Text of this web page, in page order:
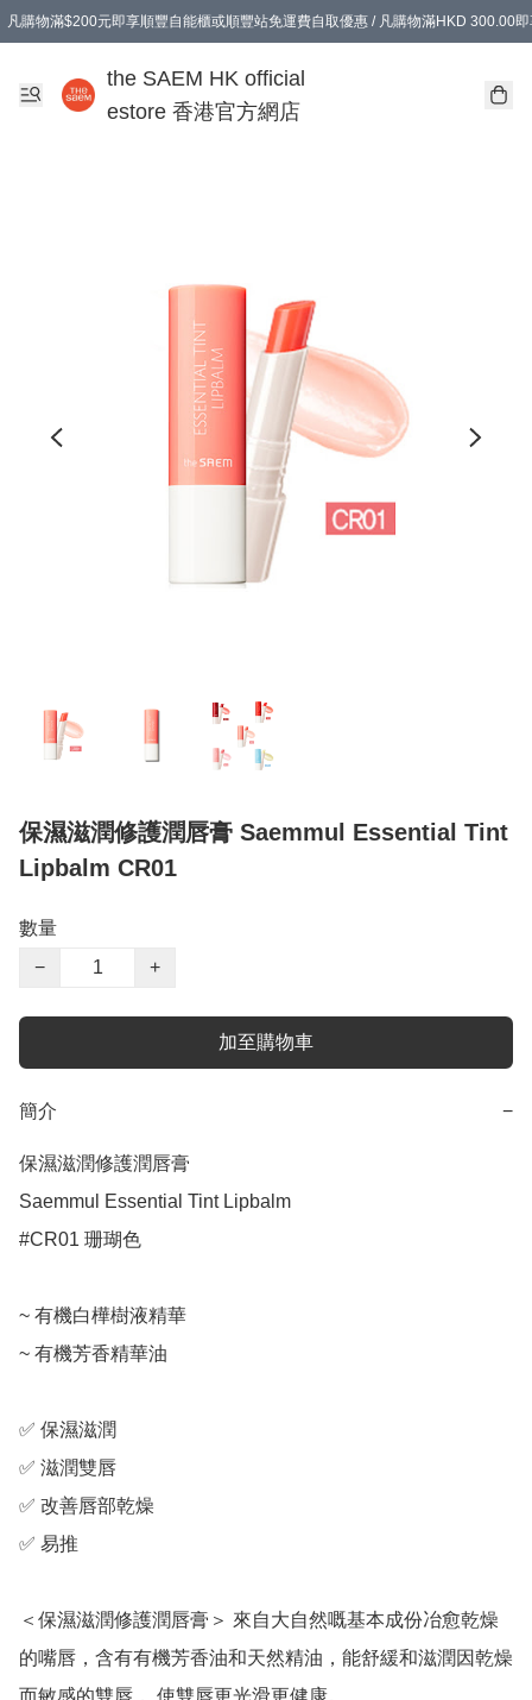
凡購物滿$200元即享順豐自能櫃或順豐站免運費自取優惠 / 凡購物滿HKD 300.00
the SAEM HK official
estore 香港官方網店
保濕滋潤修護潤唇膏 Saemmul Essential Tint
Lipbalm CR01
數量
−
+
加至購物車
簡介 −
保濕滋潤修護潤唇膏
Saemmul Essential Tint Lipbalm
#CR01 珊瑚色
~ 有機白樺樹液精華
~ 有機芳香精華油
✅ 保濕滋潤
✅ 滋潤雙唇
✅ 改善唇部乾燥
✅ 易推
＜保濕滋潤修護潤唇膏＞ 來自大自然嘅基本成份冶愈乾燥
的嘴唇，含有有機芳香油和天然精油，能舒緩和滋潤因乾燥